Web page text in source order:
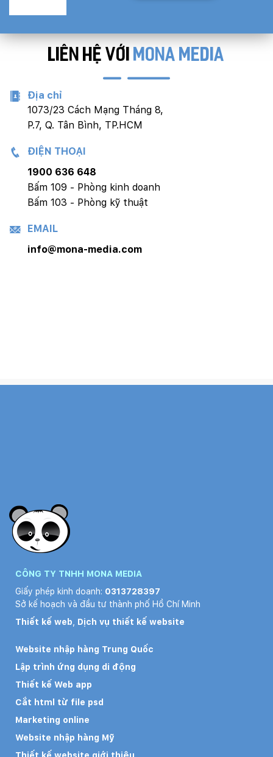
LIÊN HỆ VỚI MONA MEDIA
Địa chỉ
1073/23 Cách Mạng Tháng 8,
P.7, Q. Tân Bình, TP.HCM
ĐIỆN THOẠI
1900 636 648
Bấm 109 - Phòng kinh doanh
Bấm 103 - Phòng kỹ thuật
EMAIL
info@mona-media.com
CÔNG TY TNHH MONA MEDIA
Giấy phép kinh doanh: 0313728397
Sở kế hoạch và đầu tư thành phố Hồ Chí Minh
Thiết kế web
Dịch vụ thiết kế website
Website nhập hàng Trung Quốc
Lập trình ứng dụng di động
Thiết kế Web app
Cắt html từ file psd
Marketing online
Website nhập hàng Mỹ